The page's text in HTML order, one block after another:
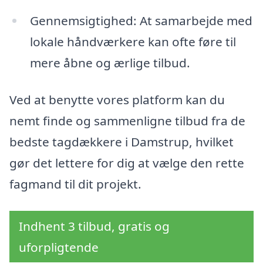
Gennemsigtighed: At samarbejde med
lokale håndværkere kan ofte føre til
mere åbne og ærlige tilbud.
Ved at benytte vores platform kan du
nemt finde og sammenligne tilbud fra de
bedste tagdækkere i Damstrup, hvilket
gør det lettere for dig at vælge den rette
fagmand til dit projekt.
Indhent 3 tilbud, gratis og
uforpligtende